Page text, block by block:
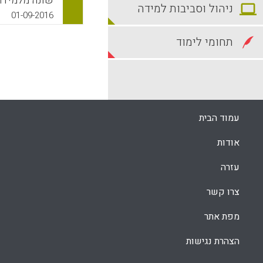
הבטחת
מהם
01-09-2016 ניהול וסביבות למידה
תחומי לימוד
עמוד הבית
אודות
עזרה
צרו קשר
מפת אתר
הצהרת נגישות